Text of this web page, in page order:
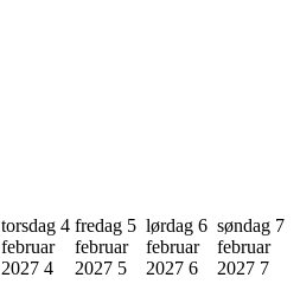
torsdag 4
februar
2027 4
fredag 5
februar
2027 5
lørdag 6
februar
2027 6
søndag 7
februar
2027 7